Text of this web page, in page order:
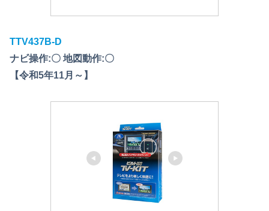
TTV437B-D
ナビ操作:〇 地図動作:〇
【令和5年11月～】